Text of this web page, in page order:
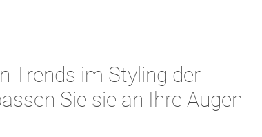
Trends im Styling der
Sie sie an Ihre Augen